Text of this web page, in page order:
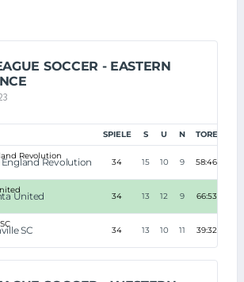
SOCCER - EASTERN
SPIELE S U N TORE
Revolution 34 15 10 9 58:46
United 34 13 12 9 66:53
SC 34 13 10 11 39:32